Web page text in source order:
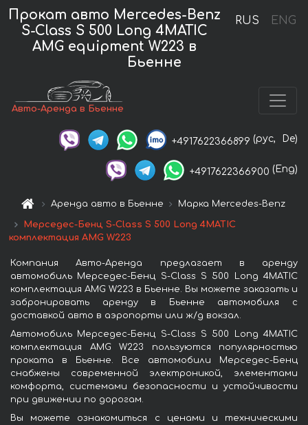
RUS ENG
Прокат авто Mercedes-Benz
S-Class S 500 Long 4MATIC
AMG equipment W223 в
Бьенне
Авто-Аренда в Бьенне
+4917622366899 (рус, De)
+4917622366900 (Eng)
Аренда авто в Бьенне Марка Mercedes-Benz
Мерседес-Бенц S-Class S 500 Long 4MATIC
комплектация AMG W223
Компания Авто-Аренда предлагает в аренду
автомобиль Мерседес-Бенц S-Class S 500 Long 4MATIC
комплектация AMG W223 в Бьенне. Вы можете заказать и
забронировать аренду в Бьенне автомобиля с
доставкой авто в аэропорты или ж/д вокзал.
Автомобиль Мерседес-Бенц S-Class S 500 Long 4MATIC
комплектация AMG W223 пользуются популярностью
проката в Бьенне. Все автомобили Мерседес-Бенц
снабжены современной электроникой, элементами
комфорта, системами безопасности и устойчивости
при движении по дорогам.
Вы можете ознакомиться с ценами и техническими